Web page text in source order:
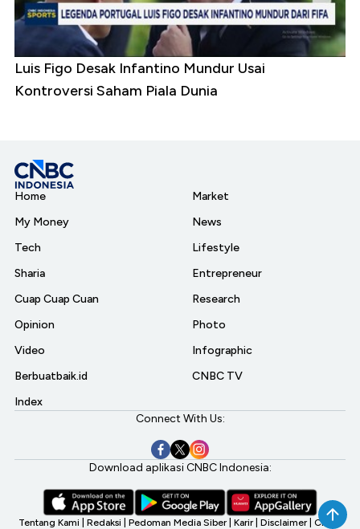
Luis Figo Desak Infantino Mundur Usai
Kontroversi Saham Piala Dunia
Home
My Money
Tech
Sharia
Cuap Cuap Cuan
Opinion
Video
Berbuatbaik.id
Index
Market
News
Lifestyle
Entrepreneur
Research
Photo
Infographic
CNBC TV
Connect With Us:
Download aplikasi CNBC Indonesia:
Tentang Kami Redaksi Pedoman Media Siber Karir Disclaimer CNBC